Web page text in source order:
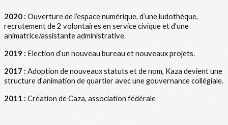
2020 : Ouverture de l’espace numérique, d’une ludothèque,
recrutement de 2 volontaires en service civique et d’une
animatrice/assistante administrative.
2019 : Election d’un nouveau bureau et nouveaux projets.
2017 : Adoption de nouveaux statuts et de nom, Kaza devient une
structure d’animation de quartier avec une gouvernance collégiale.
2011 : Création de Caza, association fédérale